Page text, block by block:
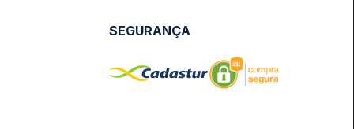
SEGURANÇA